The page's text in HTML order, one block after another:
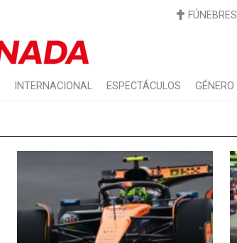
FÚNEBRES
INTERNACIONAL ESPECTÁCULOS GÉNERO